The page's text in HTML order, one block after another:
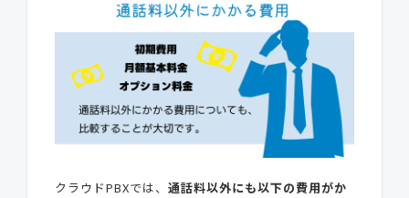
クラウドPBXでは、 通話料以外にも以下の費用がか